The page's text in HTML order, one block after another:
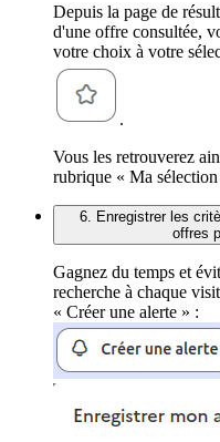
Depuis la page de
d'une offre consultée,
votre choix à votre
.
Vous les retrouverez
rubrique « Ma
6. Enregistrer les
offres
Gagnez du temps et
recherche à chaque
« Créer une alerte » :